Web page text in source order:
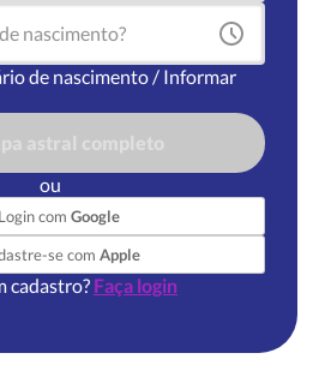
de nascimento / Informar
ou
Login com Google
se com Apple
cadastro? Faça login